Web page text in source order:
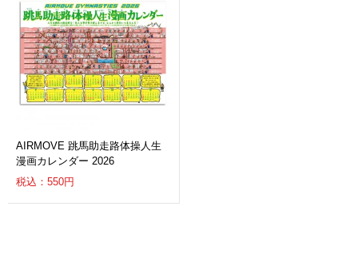
AIRMOVE 跳馬助走路体操人生
漫画カレンダー 2026
税込：550円